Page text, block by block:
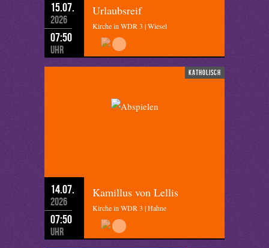
15.07.
2026
07:50
Uhr
Urlaubsreif
Kirche in WDR 3 | Wiesel
katholisch
14.07.
2026
07:50
Uhr
Kamillus von Lellis
Kirche in WDR 3 | Hahne